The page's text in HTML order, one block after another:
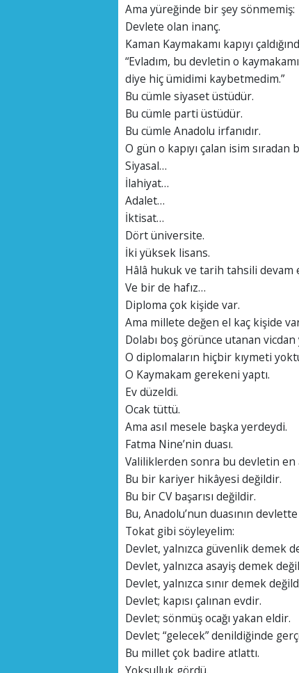
Ama yüreğinde bir şey sönmemiş:
Devlete olan inanç.
Kaman Kaymakamı kapıyı
“Evladım, bu devletin o
diye hiç ümidimi kaybetmedim.”
Bu cümle siyaset üstüdür.
Bu cümle parti üstüdür.
Bu cümle Anadolu irfanıdır.
O gün o kapıyı çalan isim
Siyasal…
İlahiyat…
Adalet…
İktisat…
Dört üniversite.
İki yüksek lisans.
Hâlâ hukuk ve tarih tahsili devam
Ve bir de hafız…
Diploma çok kişide var.
Ama millete değen el kaç kişide
Dolabı boş görünce utanan vicdan
O diplomaların hiçbir kıymeti
O Kaymakam gerekeni yaptı.
Ev düzeldi.
Ocak tüttü.
Ama asıl mesele başka yerdeydi.
Fatma Nine’nin duası.
Valiliklerden sonra bu devletin en
Bu bir kariyer hikâyesi değildir.
Bu bir CV başarısı değildir.
Bu, Anadolu’nun duasının devlette
Tokat gibi söyleyelim:
Devlet, yalnızca güvenlik demek
Devlet, yalnızca asayiş demek
Devlet, yalnızca sınır demek
Devlet; kapısı çalınan evdir.
Devlet; sönmüş ocağı yakan eldir.
Devlet; “gelecek” denildiğinde
Bu millet çok badire atlattı.